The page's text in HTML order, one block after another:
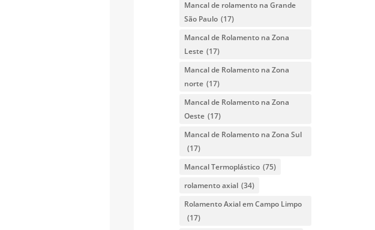
Mancal de rolamento na Grande
São Paulo (17)
Mancal de Rolamento na Zona
Leste (17)
Mancal de Rolamento na Zona
norte (17)
Mancal de Rolamento na Zona
Oeste (17)
Mancal de Rolamento na Zona Sul
(17)
Mancal Termoplástico (75)
rolamento axial (34)
Rolamento Axial em Campo Limpo
(17)